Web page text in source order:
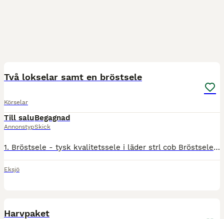
Två lokselar samt en bröstsele
Körselar
Till salu
Annonstyp
Begagnad
Skick
1. Bröstsele - tysk kvalitetssele i läder strl cob Bröstsele i storlek COB. Mycket lite använd inklusive en extra helt ny däckel med snabbfäste för skaklarna. - Komplett sele inkl. svanskappa (ej bak
Eksjö
Harvpaket